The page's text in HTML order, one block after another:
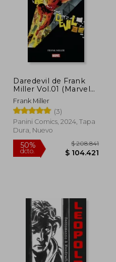
40%
dcto.
Daredevil de Frank
Miller Vol.01 (Marvel
Omnibus)
Frank Miller
(3)
Panini Comics, 2024, Tapa
Dura, Nuevo